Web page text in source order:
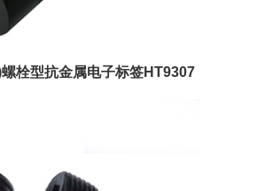
栓型抗金属电子标签HT9307